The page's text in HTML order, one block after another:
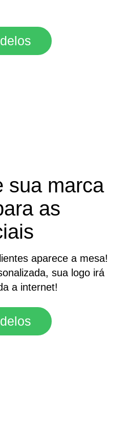
sua marca
as
aparece a mesa!
sua logo irá
a internet!